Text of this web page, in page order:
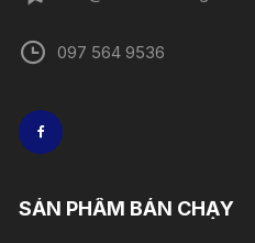
097 564 9536
SẢN PHẨM BÁN CHẠY